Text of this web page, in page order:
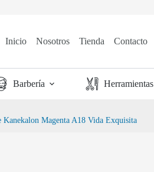
Inicio Nosotros Tienda Contacto
Barbería Herramientas
Kanekalon Magenta A18 Vida Exquisita